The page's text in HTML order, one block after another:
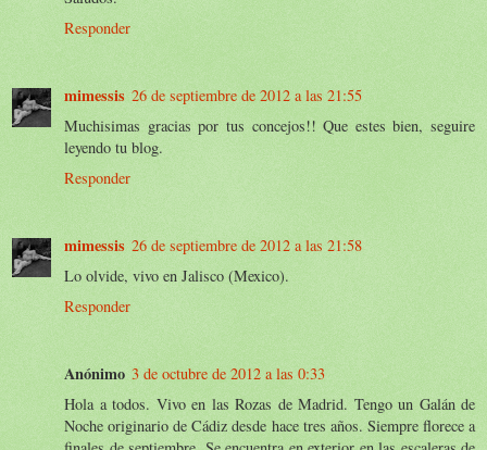
Responder
mimessis 26 de septiembre de 2012 a las 21:55
Muchisimas gracias por tus concejos!! Que estes bien, seguire
leyendo tu blog.
Responder
mimessis 26 de septiembre de 2012 a las 21:58
Lo olvide, vivo en Jalisco (Mexico).
Responder
Anónimo 3 de octubre de 2012 a las 0:33
Hola a todos. Vivo en las Rozas de Madrid. Tengo un Galán de
Noche originario de Cádiz desde hace tres años. Siempre florece a